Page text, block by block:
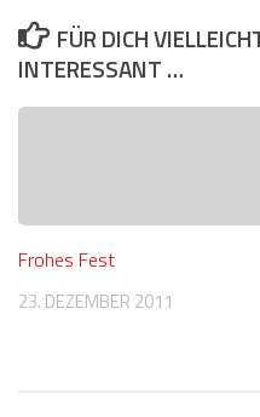
FÜR DICH
INTERESSANT …
Frohes Fest
23. DEZEMBER 2011